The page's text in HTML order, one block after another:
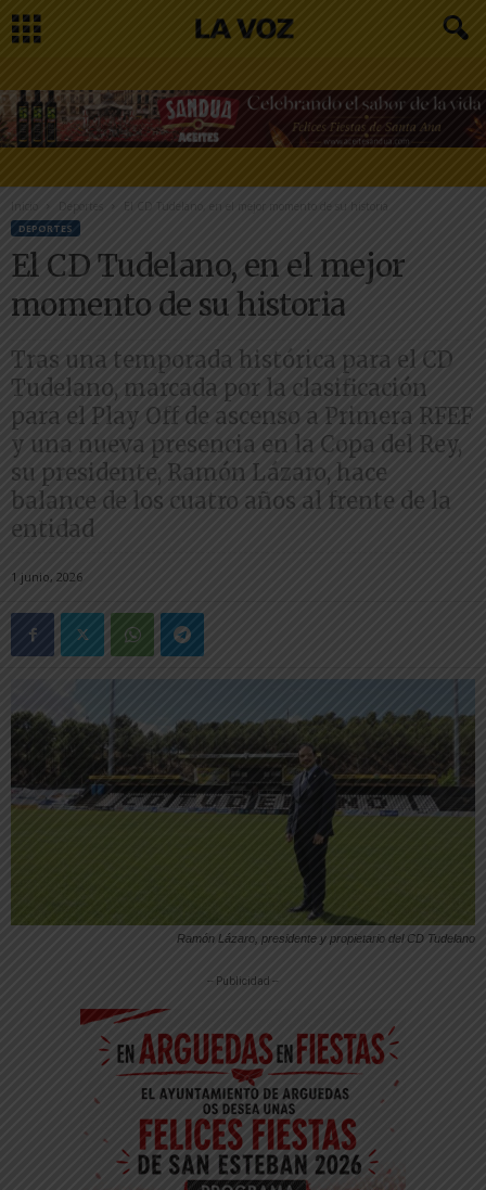
Inicio El CD Tudelano, en el mejor momento de su historia
DEPORTES
El CD Tudelano, en el mejor
momento de su historia
Tras una temporada histórica para el CD
Tudelano, marcada por la clasificación
para el Play Off de ascenso a Primera RFEF
y una nueva presencia en la Copa del Rey,
su presidente, Ramón Lázaro, hace
balance de los cuatro años al frente de la
entidad
1 junio, 2026
Ramón Lázaro, presidente y propietario del CD Tudelano
-- Publicidad --